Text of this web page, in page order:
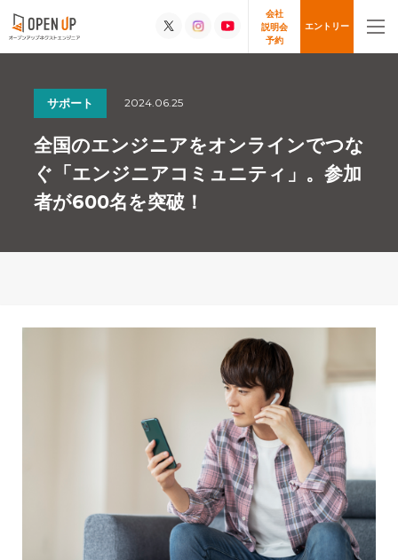
会社
説明会
予約
エントリー
サポート 2024.06.25
全国のエンジニアをオンラインでつな
ぐ「エンジニアコミュニティ」。参加
者が600名を突破！